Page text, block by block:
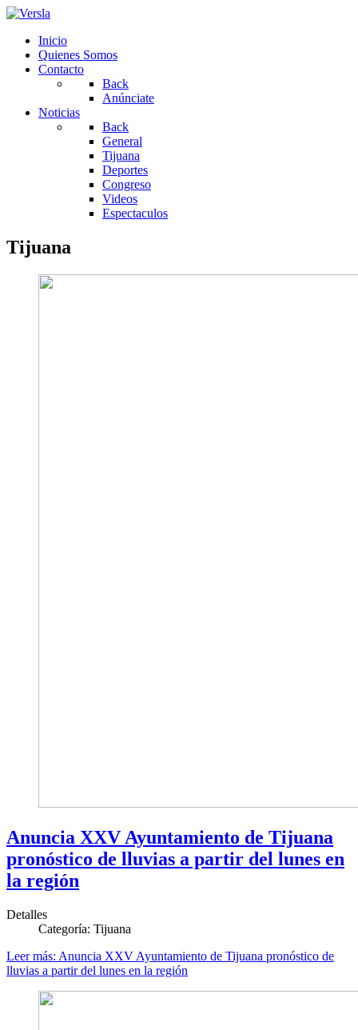
Inicio
Quienes Somos
Contacto
Back
Anúnciate
Noticias
Back
General
Tijuana
Deportes
Congreso
Videos
Espectaculos
Tijuana
Anuncia XXV Ayuntamiento de Tijuana
pronóstico de lluvias a partir del lunes en
la región
Detalles
Categoría: Tijuana
Leer más: Anuncia XXV Ayuntamiento de Tijuana pronóstico de
lluvias a partir del lunes en la región